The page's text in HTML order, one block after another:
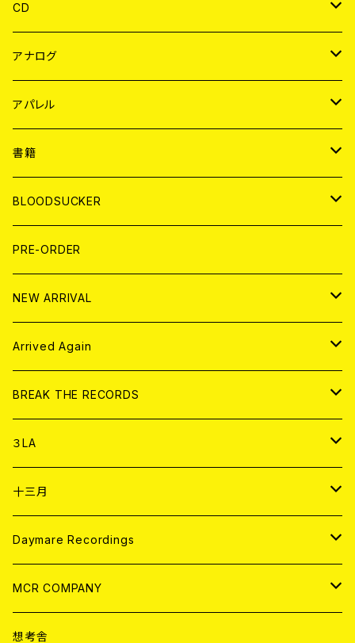
CD
JAPAN
WORLD
アナログ
JAPAN
７EP
LP
WORLD
7EP
LP
アパレル
JAPAN
T-shirt
HOOD
WORLD
T-shirt
HOOD
書籍
MAGAZINE
BOLLOCKS
EL ZINE
写真集 (PHOTOBOOK)
BLOODSUCKER
CD
アナログ
アパレル
書籍
DIGITAL CONTENTS
PRE-ORDER
NEW ARRIVAL
CD
アナログ
Arrived Again
CD
アナログ
BREAK THE RECORDS
CD
ANALOG
アパレル
３LA
CD
ANALOG
十三月
CD
ANALOG
Daymare Recordings
CD
ANALOG
MCR COMPANY
CD
想考舎